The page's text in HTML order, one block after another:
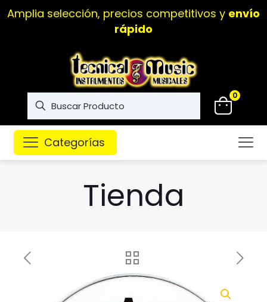
Amplia selección, precios competitivos y envío
rápido
0
Categorías
Tienda